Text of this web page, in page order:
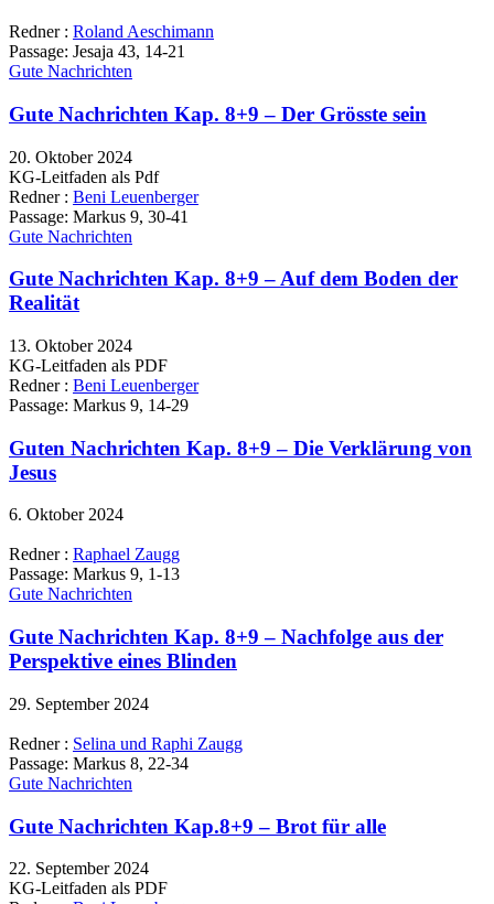
Redner : Roland Aeschimann
Passage: Jesaja 43, 14-21
Gute Nachrichten
Gute Nachrichten Kap. 8+9 – Der Grösste sein
20. Oktober 2024
KG-Leitfaden als Pdf
Redner : Beni Leuenberger
Passage: Markus 9, 30-41
Gute Nachrichten
Gute Nachrichten Kap. 8+9 – Auf dem Boden der
Realität
13. Oktober 2024
KG-Leitfaden als PDF
Redner : Beni Leuenberger
Passage: Markus 9, 14-29
Guten Nachrichten Kap. 8+9 – Die Verklärung von
Jesus
6. Oktober 2024
Redner : Raphael Zaugg
Passage: Markus 9, 1-13
Gute Nachrichten
Gute Nachrichten Kap. 8+9 – Nachfolge aus der
Perspektive eines Blinden
29. September 2024
Redner : Selina und Raphi Zaugg
Passage: Markus 8, 22-34
Gute Nachrichten
Gute Nachrichten Kap.8+9 – Brot für alle
22. September 2024
KG-Leitfaden als PDF